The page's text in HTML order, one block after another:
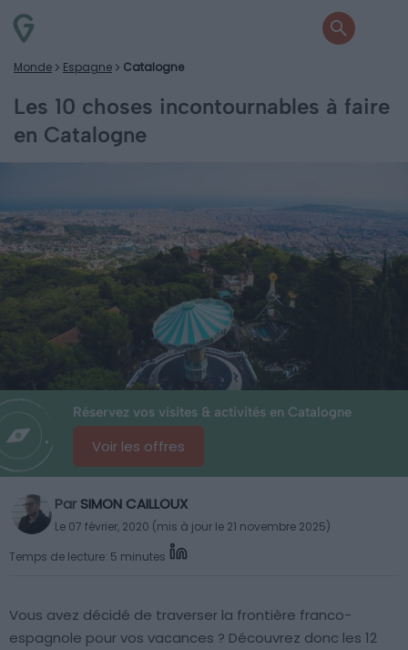
Monde Espagne Catalogne
Les 10 choses incontournables à faire
en Catalogne
Réservez vos visites & activités en Catalogne
Voir les offres
Par SIMON CAILLOUX
Le 07 février, 2020 (mis à jour le 21 novembre 2025)
Temps de lecture: 5 minutes
Vous avez décidé de traverser la frontière franco-
espagnole pour vos vacances ? Découvrez donc les 12